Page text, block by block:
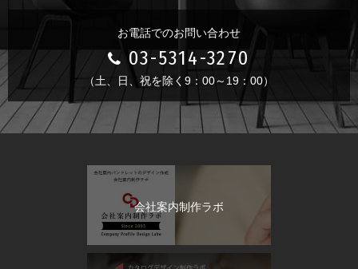
お電話でのお問い合わせ
03-5314-3270
（土、日、祝を除く9：00～19：00）
会社案内制作ラボ